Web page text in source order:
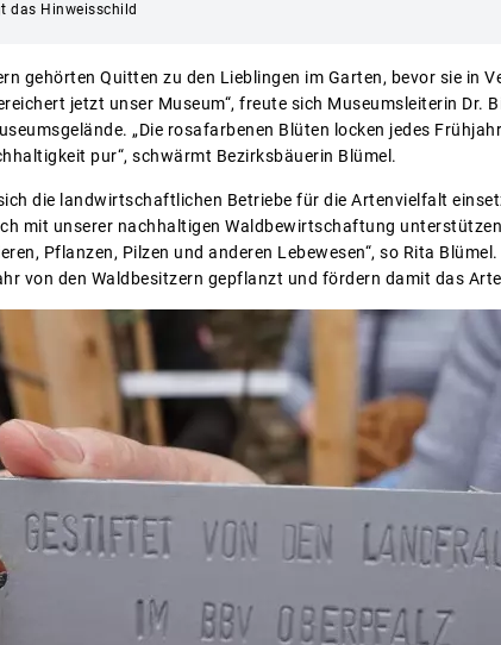
das Hinweisschild
gehörten Quitten zu den Lieblingen im Garten, bevor sie in
jetzt unser Museum“, freute sich Museumsleiterin Dr.
„Die rosafarbenen Blüten locken jedes
pur“, schwärmt Bezirksbäuerin Blümel.
die landwirtschaftlichen Betriebe für die Artenvielfalt
mit unserer nachhaltigen Waldbewirtschaftung
Pflanzen, Pilzen und anderen Lebewesen“, so Rita
von den Waldbesitzern gepflanzt und fördern damit das